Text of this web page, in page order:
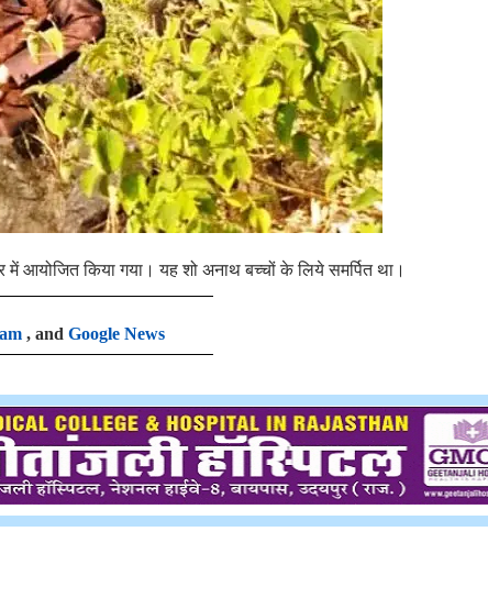
आयोजित किया गया। यह शो अनाथ बच्चों के लिये समर्पित था।
, and Google News